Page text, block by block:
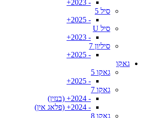
- 2023+
סיל 5
- 2025+
סיל U
- 2023+
סיליון 7
- 2025+
גאקו
גאקו 5
- 2025+
גאקו 7
- 2024+ (בנזין)
- 2024+ (פלאג אין)
גאקו 8